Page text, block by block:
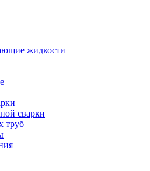
жидкости
сварки
труб